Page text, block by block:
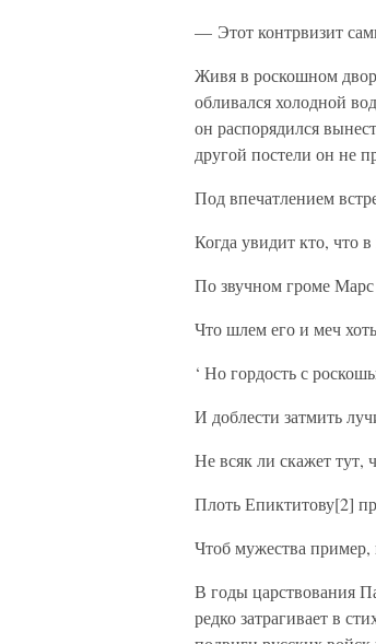
— Этот контрвизит
Живя в роскошном
обливался холодной
он распорядился
другой постели он не
Под впечатлением
Когда увидит кто, что
По звучном громе
Что шлем его и меч
‘ Но гордость с
И доблести затмить
Не всяк ли скажет тут,
Плоть Епиктитову[2]
Чтоб мужества
В годы царствования
редко затрагивает в